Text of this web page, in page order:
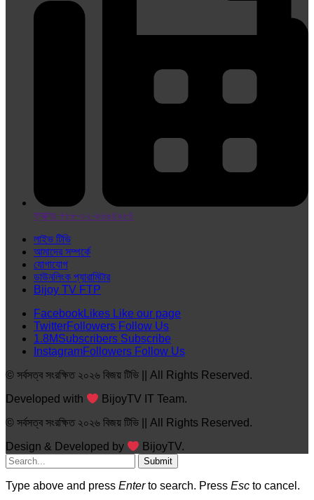
ফ্যাক্সঃ +৮৮-০২-৯৬৬৪৯৮৪
লাইভ টিভি
আমাদের সম্পর্কে
যোগাযোগ
ডাউনলিংক প্যারামিটার
Bijoy TV FTP
FacebookLikes Like our page
TwitterFollowers Follow Us
1.8MSubscribers Subscribe
InstagramFollowers Follow Us
© সর্বসত্ব সংরক্ষিত ২০২৬ বিজয় টিভি || All Rights Reserved.
Developed with
BijoyTV IT Team.
© সর্বসত্ব সংরক্ষিত ২০২৬ বিজয় টিভি || All Rights Reserved.
Design & Developed by BijoyTV.
Submit
Type above and press Enterto search. Press Esc to cancel.